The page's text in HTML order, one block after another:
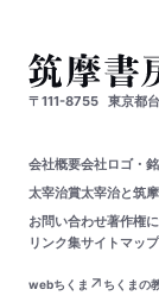
〒111-8755 東京都
会社概要会社ロゴ・
太宰治賞太宰治と筑
お問い合わせ著作権
リンク集サイトマップ
webちくま
ちくまの